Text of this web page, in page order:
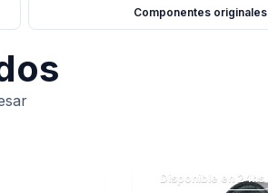
Componentes originales
Disponible en 24hs